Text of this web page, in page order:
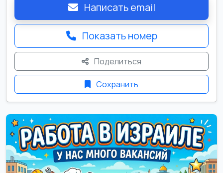
Написать email
Показать номер
Поделиться
Сохранить